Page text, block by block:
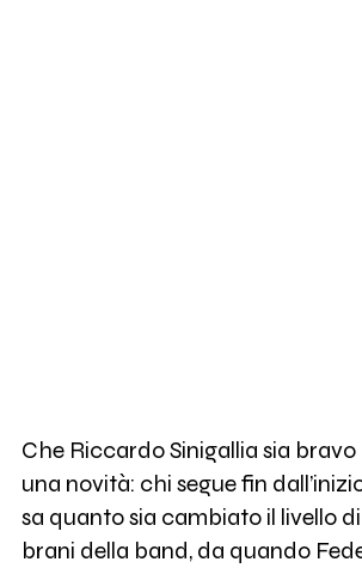
Che Riccardo Sinigallia sia
una novità: chi segue fin
sa quanto sia cambiato il livello
brani della band, da quando